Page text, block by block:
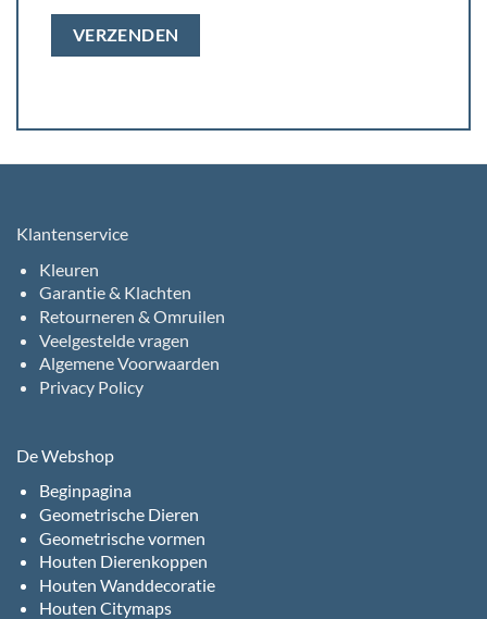
Klantenservice
Kleuren
Garantie & Klachten
Retourneren & Omruilen
Veelgestelde vragen
Algemene Voorwaarden
Privacy Policy
De Webshop
Beginpagina
Geometrische Dieren
Geometrische vormen
Houten Dierenkoppen
Houten Wanddecoratie
Houten Citymaps